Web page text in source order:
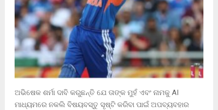
ଅଭିଷେକ ଶର୍ମା ଦାବି କରୁଛନ୍ତି ଯେ ତାଙ୍କ ମୁହଁ ଏବଂ ନାମକୁ AI
ମାଧ୍ୟମରେ ନକଲି ବିଷୟବସ୍ତୁ ସୃଷ୍ଟି କରିବା ପାଇଁ ଅପବ୍ୟବହାର